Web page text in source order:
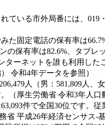
ている市外局番には、019
た固定電話の保有率は
の保有率は82.6%、タブレ
ターネットを誰も利用した
令和4年データを参照）
人（男：581,809人、
（厚生労働省 令和3年人口
件で全国30位です。
省 平成26年経済センサス‐